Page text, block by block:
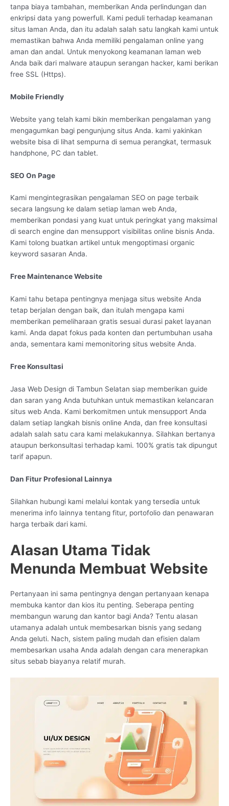
tanpa biaya tambahan, memberikan Anda perlindungan dan
enkripsi data yang powerfull. Kami peduli terhadap keamanan
situs laman Anda, dan itu adalah salah satu langkah kami untuk
memastikan bahwa Anda memiliki pengalaman online yang
aman dan andal. Untuk menyokong keamanan laman web
Anda baik dari malware ataupun serangan hacker, kami berikan
free SSL (Https).
Mobile Friendly
Website yang telah kami bikin memberikan pengalaman yang
mengagumkan bagi pengunjung situs Anda. kami yakinkan
website bisa di lihat sempurna di semua perangkat, termasuk
handphone, PC dan tablet.
SEO On Page
Kami mengintegrasikan pengalaman SEO on page terbaik
secara langsung ke dalam setiap laman web Anda,
memberikan pondasi yang kuat untuk peringkat yang maksimal
di search engine dan mensupport visibilitas online bisnis Anda.
Kami tolong buatkan artikel untuk mengoptimasi organic
keyword sasaran Anda.
Free Maintenance Website
Kami tahu betapa pentingnya menjaga situs website Anda
tetap berjalan dengan baik, dan itulah mengapa kami
memberikan pemeliharaan gratis sesuai durasi paket layanan
kami. Anda dapat fokus pada konten dan pertumbuhan usaha
anda, sementara kami memonitoring situs website Anda.
Free Konsultasi
Jasa Web Design di Tambun Selatan siap memberikan guide
dan saran yang Anda butuhkan untuk memastikan kelancaran
situs web Anda. Kami berkomitmen untuk mensupport Anda
dalam setiap langkah bisnis online Anda, dan free konsultasi
adalah salah satu cara kami melakukannya. Silahkan bertanya
ataupun berkonsultasi terhadap kami. 100% gratis tak dipungut
tarif apapun.
Dan Fitur Profesional Lainnya
Silahkan hubungi kami melalui kontak yang tersedia untuk
menerima info lainnya tentang fitur, portofolio dan penawaran
harga terbaik dari kami.
Alasan Utama Tidak
Menunda Membuat Website
Pertanyaan ini sama pentingnya dengan pertanyaan kenapa
membuka kantor dan kios itu penting. Seberapa penting
membangun warung dan kantor bagi Anda? Tentu alasan
utamanya adalah untuk membesarkan bisnis yang sedang
Anda geluti. Nach, sistem paling mudah dan efisien dalam
membesarkan usaha Anda adalah dengan cara menerapkan
situs sebab biayanya relatif murah.